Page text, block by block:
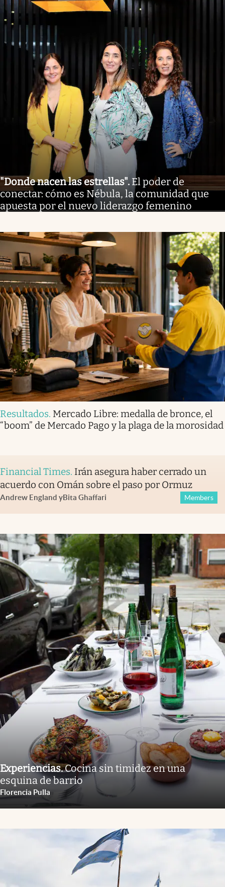
"Donde nacen las estrellas". El poder de
conectar: cómo es Nébula, la comunidad que
apuesta por el nuevo liderazgo femenino
Resultados. Mercado Libre: medalla de bronce, el
“boom” de Mercado Pago y la plaga de la morosidad
Financial Times. Irán asegura haber cerrado un
acuerdo con Omán sobre el paso por Ormuz
Andrew England yBita Ghaffari Members
Experiencias.Cocina sin timidez en una
esquina de barrio
Florencia Pulla